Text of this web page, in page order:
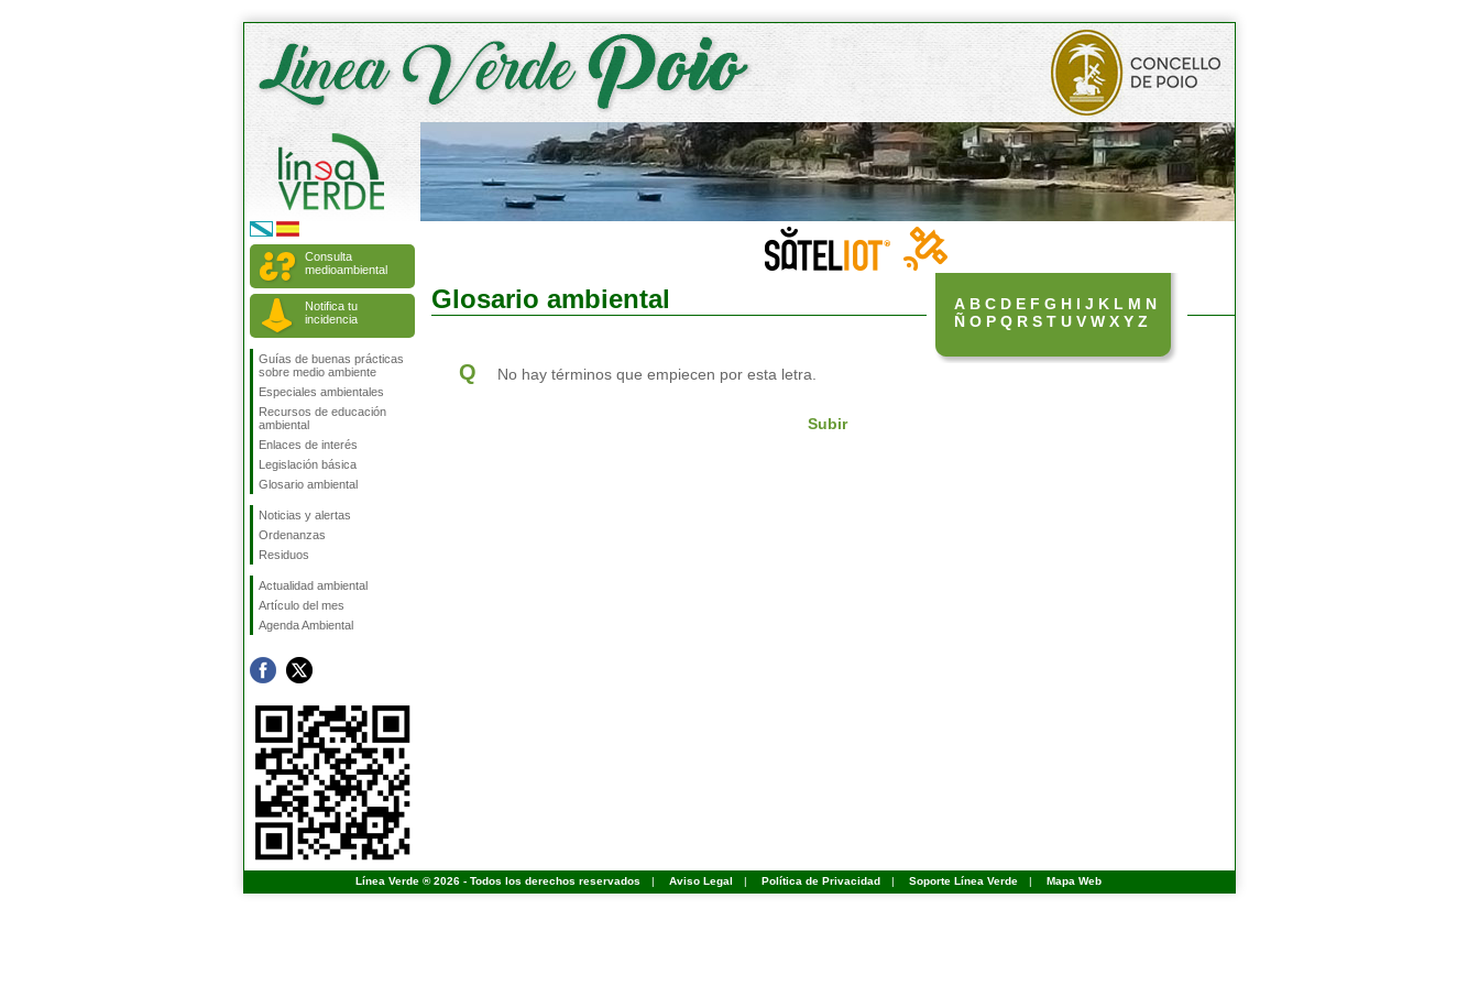
Consulta
medioambiental
Notifica tu
incidencia
Guías de buenas prácticas
sobre medio ambiente
Especiales ambientales
Recursos de educación
ambiental
Enlaces de interés
Legislación básica
Glosario ambiental
Noticias y alertas
Ordenanzas
Residuos
Actualidad ambiental
Artículo del mes
Agenda Ambiental
A B C D E F G H I J K L M N
Ñ O P Q R S T U V W X Y Z
Glosario ambiental
Q No hay términos que empiecen por esta letra.
Subir
Línea Verde ® 2026 - Todos los derechos reservados | Aviso Legal | Política de Privacidad | Soporte Línea Verde | Mapa Web